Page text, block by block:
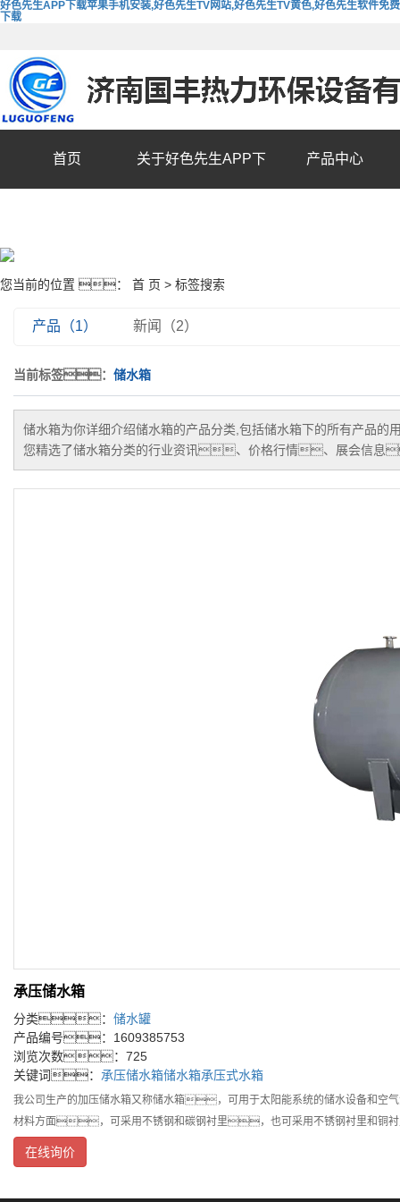
好色先生APP下载苹果手机安装,好色先生TV网站,好色先生TV黄色,好色先生软件免费
下载
首页 关于好色先生APP下 产品中心
您当前的位置 ： 首 页 > 标签搜索
产品（1） 新闻（2）
当前标签： 储水箱
储水箱为你详细介绍储水箱的产品分类,包括储水箱下的所有产品
您精选了储水箱分类的行业资讯、价格行情、展会信息
承压储水箱
分类： 储水罐
产品编号：1609385753
浏览次数：725
关键词： 承压储水箱储水箱承压式水箱
我公司生产的加压储水箱又称储水箱，可用于太阳能系统的储水设备和
材料方面，可采用不锈钢和碳钢衬里，也可采用不锈钢衬里和铜
在线询价